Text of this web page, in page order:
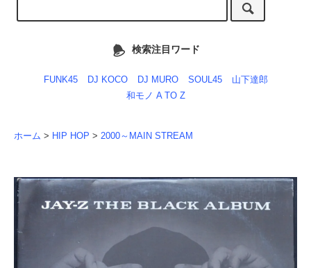
検索注目ワード
FUNK45 DJ KOCO DJ MURO SOUL45
山下達郎
和モノ A TO Z
ホーム > HIP HOP > 2000～MAIN STREAM